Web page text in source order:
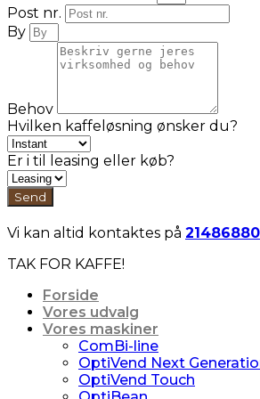
Post nr.
By
Behov
Hvilken kaffeløsning ønsker du?
Er i til leasing eller køb?
Send
Vi kan altid kontaktes på 21486880
TAK FOR KAFFE!
Forside
Vores udvalg
Vores maskiner
ComBi-line
OptiVend Next
OptiVend Touch